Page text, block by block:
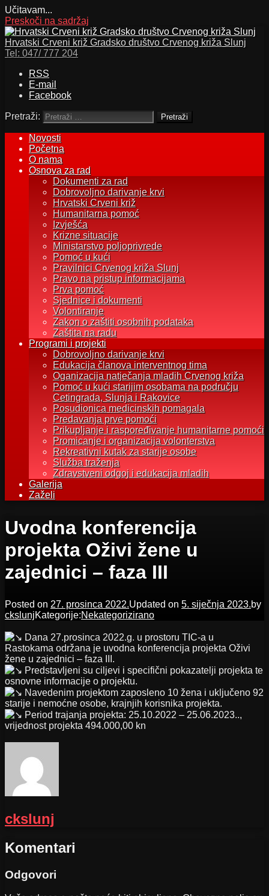
Učitavam...
Preskoči na sadržaj
Hrvatski Crveni križ Gradsko društvo Crvenog križa Slunj
Tel: 047/ 777 204
RSS
E-mail
Facebook
Pretraži:
Novosti
Početna
O nama
Osnova za rad
Dokumenti za rad
Dobrovoljno darivanje krvi
Hrvatski Crveni križ
Humanitarna pomoć
Izvješća
Krizne situacije
Ministarstvo poljoprivrede
Pomoć u kući
Pravilnici Crvenog križa Slunj
Pravo na pristup informacijama
Prva pomoć
Sjednice i dokumenti
Volontiranje
Zakon o zaštiti osobnih podataka
Zaštita na radu
Programi i projekti
Dobrovoljno darivanje krvi
Edukacija članova interventnog tima
Oganizacija natječanja mladih Crvenog križa
Pomoć u kući starijim osobama na području
Cetingrada, Slunja i Rakovice
Posudionica medicinskih pomagala
Predavanja prve pomoći
Prikupljanje i raspoređivanje humanitarne pomoći
Promicanje i organizacija volonterstva
Rekreativni kutak za starije osobe
Služba traženja
Zdravstveni odgoj i edukacija mladih
Galerija
Zaželi
Uvodna konferencija
projekta Oživi žene u
zajednici – faza III
Posted on 27. prosinca 2022.Updated on 5. siječnja 2023.by
ckslunjKategorije:Nekategorizirano
Dana 27.prosinca 2022.g. u prostoru TIC-a u
Rastokama održana je uvodna konferencija projekta Oživi
žene u zajednici – faza III.
Predstavljeni su ciljevi i specifični pokazatelji projekta te
osnovne informacije o projektu.
Navedenim projektom zaposleno 10 žena i uključeno 92
starije i nemoćne osobe, krajnjih korisnika projekta.
Period trajanja projekta: 25.10.2022 – 25.06.2023..,
vrijednost projekta 494.000,00 kn
ckslunj
Komentari
Odgovori